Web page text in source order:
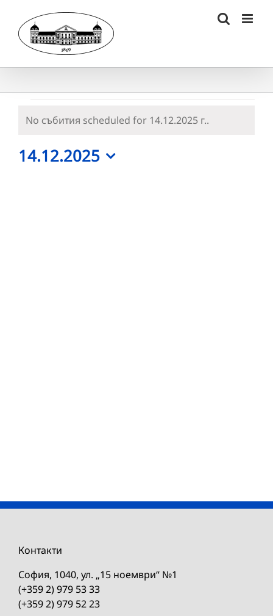
content
Събития
14.12.2025
Notice
No събития scheduled for 14.12.2025 г..
14.12.2025
Контакти
София, 1040, ул. „15 ноември“ №1
(+359 2) 979 53 33
(+359 2) 979 52 23